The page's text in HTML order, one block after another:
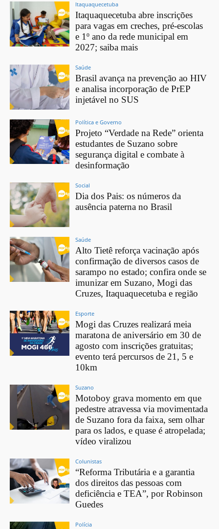
Itaquaquecetuba
Itaquaquecetuba abre inscrições
para vagas em creches, pré-escolas
e 1º ano da rede municipal em
2027; saiba mais
Saúde
Brasil avança na prevenção ao HIV
e analisa incorporação de PrEP
injetável no SUS
Política e Governo
Projeto “Verdade na Rede” orienta
estudantes de Suzano sobre
segurança digital e combate à
desinformação
Social
Dia dos Pais: os números da
ausência paterna no Brasil
Saúde
Alto Tietê reforça vacinação após
confirmação de diversos casos de
sarampo no estado; confira onde se
imunizar em Suzano, Mogi das
Cruzes, Itaquaquecetuba e região
Esporte
Mogi das Cruzes realizará meia
maratona de aniversário em 30 de
agosto com inscrições gratuitas;
evento terá percursos de 21, 5 e
10km
Suzano
Motoboy grava momento em que
pedestre atravessa via movimentada
de Suzano fora da faixa, sem olhar
para os lados, e quase é atropelada;
vídeo viralizou
Colunistas
“Reforma Tributária e a garantia
dos direitos das pessoas com
deficiência e TEA”, por Robinson
Guedes
Polícia